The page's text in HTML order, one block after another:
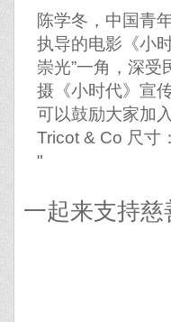
陈学冬，中国青
执导的电影《小
崇光”一角，深
摄《小时代》宣
可以鼓励大家加
Tricot & Co 尺寸
"
一起来支持慈